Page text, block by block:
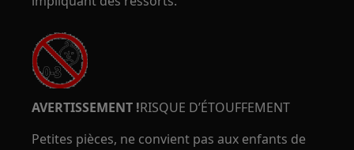
AVERTISSEMENT !RISQUE D’ÉTOUFFEMENT
Petites pièces, ne convient pas aux enfants de